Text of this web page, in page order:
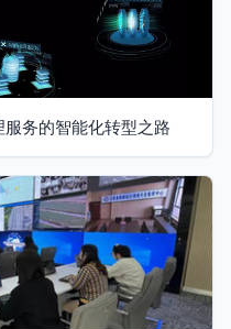
务的智能化转型之路